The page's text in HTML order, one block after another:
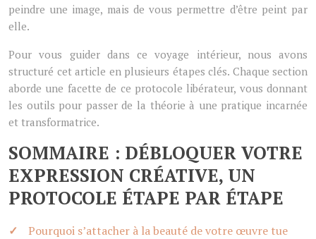
peindre une image, mais de vous permettre d’être peint par
elle.
Pour vous guider dans ce voyage intérieur, nous avons
structuré cet article en plusieurs étapes clés. Chaque section
aborde une facette de ce protocole libérateur, vous donnant
les outils pour passer de la théorie à une pratique incarnée
et transformatrice.
SOMMAIRE : DÉBLOQUER VOTRE
EXPRESSION CRÉATIVE, UN
PROTOCOLE ÉTAPE PAR ÉTAPE
Pourquoi s’attacher à la beauté de votre œuvre tue